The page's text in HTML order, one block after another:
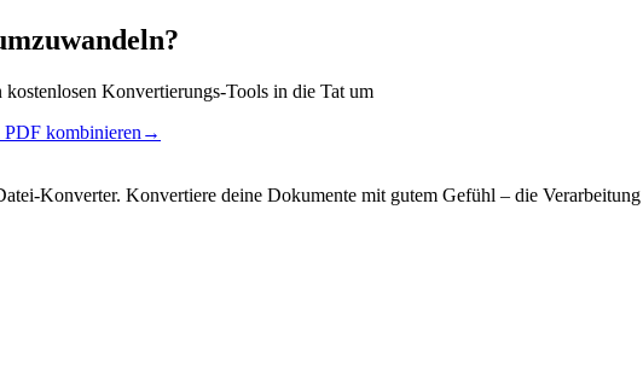
kostenlosen Konvertierungs-Tools in die Tat um
kombinieren →
Konverter. Konvertiere deine Dokumente mit gutem Gefühl – die